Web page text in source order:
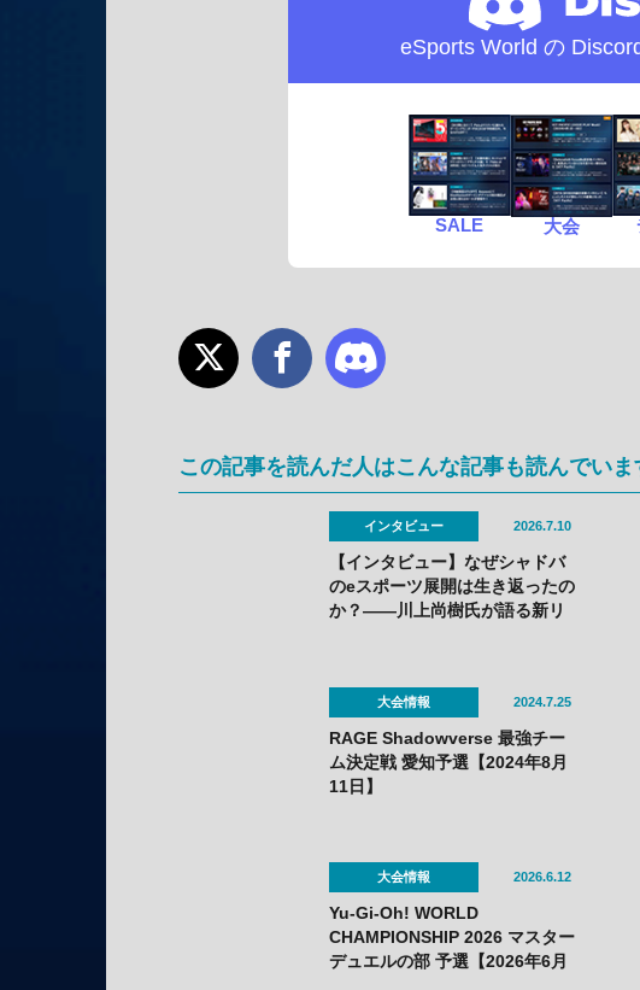
eSports World の
SALE 大会
この記事を読んだ人はこんな記事も読んでいま
インタビュー 2026.7.10
【インタビュー】なぜシャドバ
のeスポーツ展開は生き返ったの
か？——川上尚樹氏が語る新リ
大会情報 2024.7.25
RAGE Shadowverse 最強チー
ム決定戦 愛知予選【2024年8月
11日】
大会情報 2026.6.12
Yu-Gi-Oh! WORLD
CHAMPIONSHIP 2026 マスター
デュエルの部 予選【2026年6月